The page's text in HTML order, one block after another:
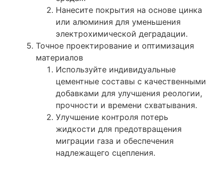
Нанесите покрытия на основе цинка
или алюминия для уменьшения
электрохимической деградации.
Точное проектирование и оптимизация
материалов
Используйте индивидуальные
цементные составы с качественными
добавками для улучшения реологии,
прочности и времени схватывания.
Улучшение контроля потерь
жидкости для предотвращения
миграции газа и обеспечения
надлежащего сцепления.